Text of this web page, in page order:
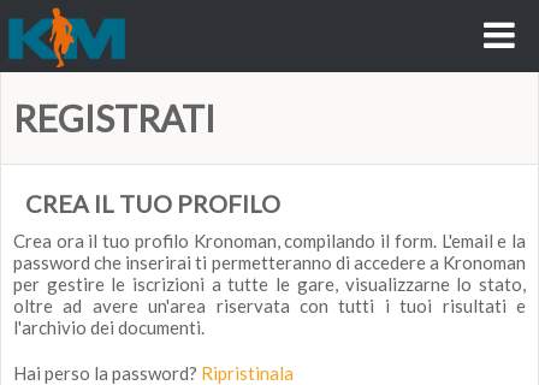
REGISTRATI
CREA IL TUO PROFILO
Crea ora il tuo profilo Kronoman, compilando il form. L'email e la
password che inserirai ti permetteranno di accedere a Kronoman
per gestire le iscrizioni a tutte le gare, visualizzarne lo stato,
oltre ad avere un'area riservata con tutti i tuoi risultati e
l'archivio dei documenti.
Hai perso la password? Ripristinala